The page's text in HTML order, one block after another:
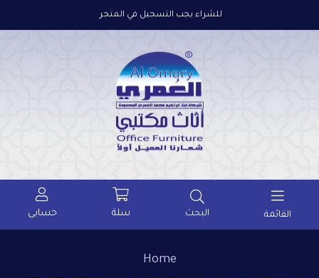
للشراء يجب التسجيل في المتجر
القائمة البحث سلة حسابى
Home